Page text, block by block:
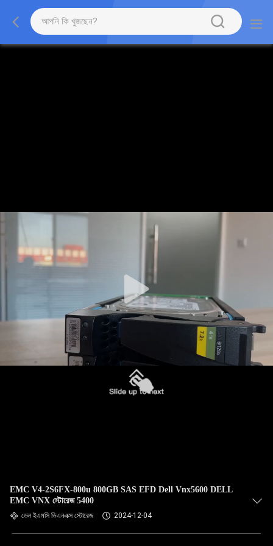
EMC V4-2S6FX-800u 800GB SAS EFD Dell Vnx5600 DELL
EMC VNX স্টোরেজ 5400
ডেল ইএমসি ভিএনএক্স স্টোরেজ 2024-12-04